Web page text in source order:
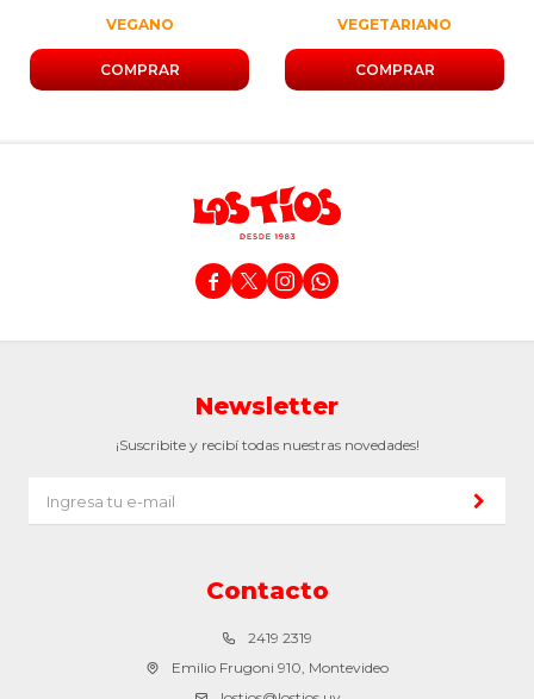
VEGANO VEGETARIANO
   
Contacto
2419 2319
Emilio Frugoni 910, Montevideo
Newsletter
¡Suscribite y recibí todas nuestras novedades!